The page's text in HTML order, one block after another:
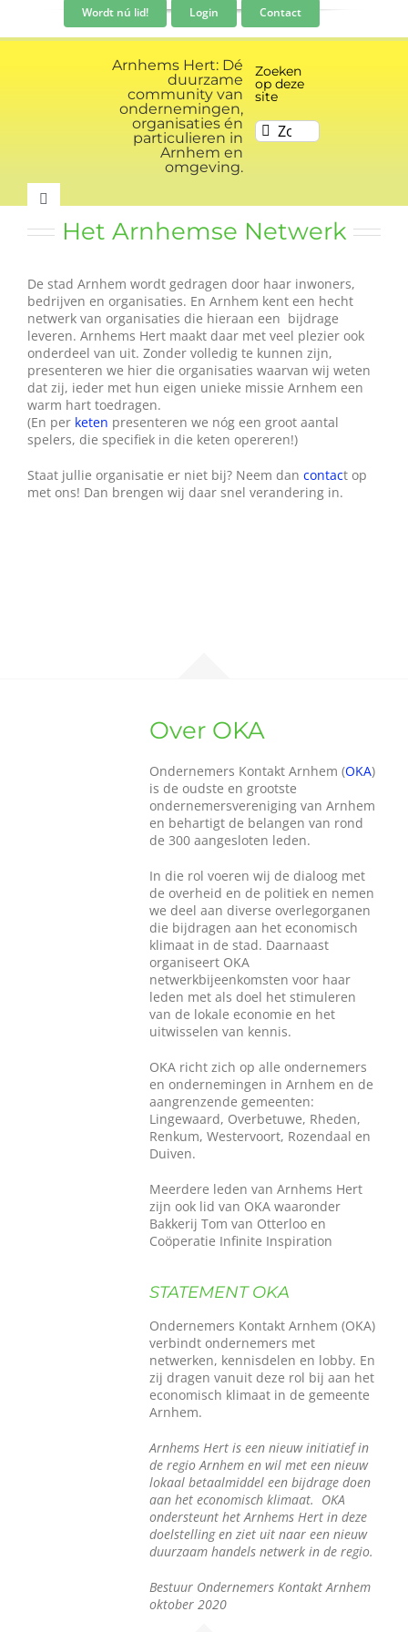
inhoud
Wordt nú lid! Login Contact
Arnhems Hert: Dé
duurzame
community van
ondernemingen,
organisaties én
particulieren in
Arnhem en
omgeving.
Zoeken
op deze
site
Zoeken
naar:
Toggle
Navigation
Community
Nieuws
Evenementen kalender
Wie zijn wij?
Diensten en produkten
Het Arnhemse Netwerk
De stad Arnhem wordt gedragen door haar inwoners,
bedrijven en organisaties. En Arnhem kent een hecht
netwerk van organisaties die hieraan een bijdrage
leveren. Arnhems Hert maakt daar met veel plezier ook
onderdeel van uit. Zonder volledig te kunnen zijn,
presenteren we hier die organisaties waarvan wij weten
dat zij, ieder met hun eigen unieke missie Arnhem een
warm hart toedragen.
(En per keten presenteren we nóg een groot aantal
spelers, die specifiek in die keten opereren!)
Staat jullie organisatie er niet bij? Neem dan contact op
met ons! Dan brengen wij daar snel verandering in.
Over OKA
Ondernemers Kontakt Arnhem (OKA)
is de oudste en grootste
ondernemersvereniging van Arnhem
en behartigt de belangen van rond
de 300 aangesloten leden.
In die rol voeren wij de dialoog met
de overheid en de politiek en nemen
we deel aan diverse overlegorganen
die bijdragen aan het economisch
klimaat in de stad. Daarnaast
organiseert OKA
netwerkbijeenkomsten voor haar
leden met als doel het stimuleren
van de lokale economie en het
uitwisselen van kennis.
OKA richt zich op alle ondernemers
en ondernemingen in Arnhem en de
aangrenzende gemeenten:
Lingewaard, Overbetuwe, Rheden,
Renkum, Westervoort, Rozendaal en
Duiven.
Meerdere leden van Arnhems Hert
zijn ook lid van OKA waaronder
Bakkerij Tom van Otterloo en
Coöperatie Infinite Inspiration
STATEMENT OKA
Ondernemers Kontakt Arnhem (OKA)
verbindt ondernemers met
netwerken, kennisdelen en lobby. En
zij dragen vanuit deze rol bij aan het
economisch klimaat in de gemeente
Arnhem.
Arnhems Hert is een nieuw initiatief in
de regio Arnhem en wil met een nieuw
lokaal betaalmiddel een bijdrage doen
aan het economisch klimaat. OKA
ondersteunt het Arnhems Hert in deze
doelstelling en ziet uit naar een nieuw
duurzaam handels netwerk in de regio.
Bestuur Ondernemers Kontakt Arnhem
oktober 2020